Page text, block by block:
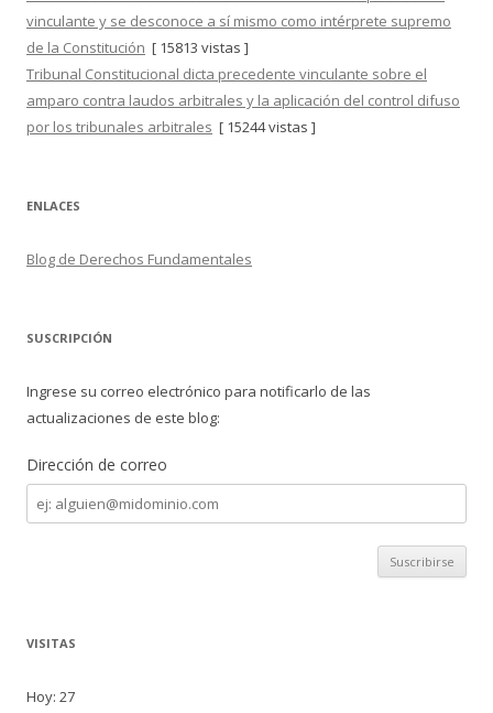
vinculante y se desconoce a sí mismo como intérprete supremo
de la Constitución [ 15813 vistas ]
Tribunal Constitucional dicta precedente vinculante sobre el
amparo contra laudos arbitrales y la aplicación del control difuso
por los tribunales arbitrales [ 15244 vistas ]
ENLACES
Blog de Derechos Fundamentales
SUSCRIPCIÓN
Ingrese su correo electrónico para notificarlo de las
actualizaciones de este blog:
Dirección de correo
Dirección
de
correo
VISITAS
Hoy: 27